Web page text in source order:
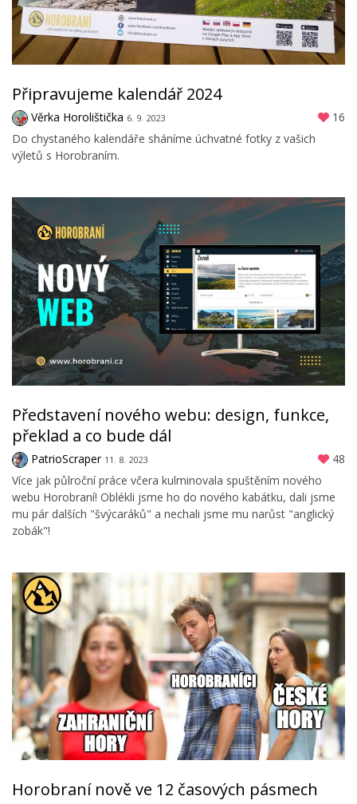
Připravujeme kalendář 2024
Věrka Horolištička 6. 9. 2023
16
Do chystaného kalendáře sháníme úchvatné fotky z vašich
výletů s Horobraním.
Představení nového webu: design, funkce,
překlad a co bude dál
PatrioScraper 11. 8. 2023
48
Více jak půlroční práce včera kulminovala spuštěním nového
webu Horobraní! Oblékli jsme ho do nového kabátku, dali jsme
mu pár dalších "švýcaráků" a nechali jsme mu narůst "anglický
zobák"!
Horobraní nově ve 12 časových pásmech